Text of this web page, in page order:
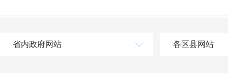
省内政府网站 各区县网站